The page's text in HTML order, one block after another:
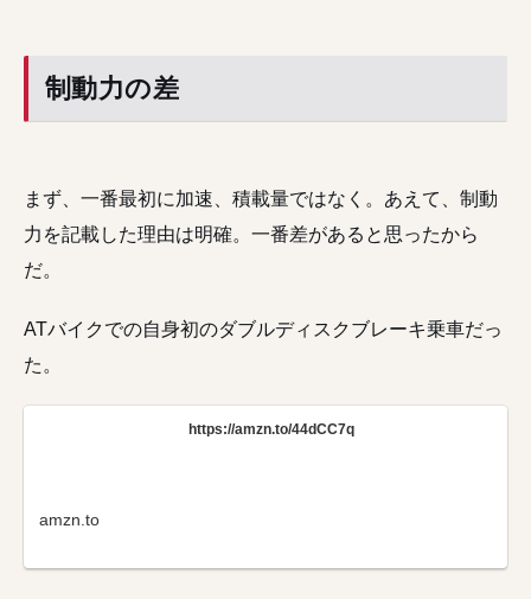
制動力の差
まず、一番最初に加速、積載量ではなく。あえて、制動
力を記載した理由は明確。一番差があると思ったから
だ。
ATバイクでの自身初のダブルディスクブレーキ乗車だっ
た。
https://amzn.to/44dCC7q
amzn.to